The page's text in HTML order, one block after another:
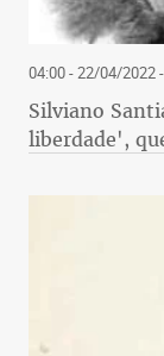
04:00 - 22/04/2022
Silviano
liberdade',